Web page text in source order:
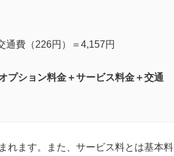
通費（226円）＝4,157円
プション料金＋サービス料金＋交通
れます。また、サービス料とは基本料